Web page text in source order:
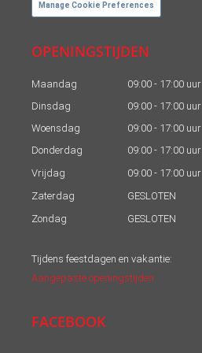
Manage Cookie Preferences
OPENINGSTIJDEN
Maandag
09:00 - 17:00 uur
Dinsdag
09:00 - 17:00 uur
Woensdag
09:00 - 17:00 uur
Donderdag
09:00 - 17:00 uur
Vrijdag
09:00 - 17:00 uur
Zaterdag
GESLOTEN
Zondag
GESLOTEN
Tijdens feestdagen en vakantie:
Aangepaste openingstijden
FACEBOOK